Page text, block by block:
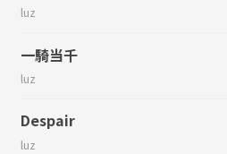
luz
一騎当千
luz
Despair
luz